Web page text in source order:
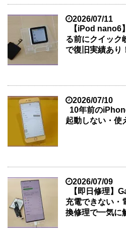
2026/07/11
【iPod nano6
る前にクイック
で復旧実績あり
2026/07/10
10年前の
起動しない・使
2026/07/09
【即日修理】
充電できない・
換修理で一気に